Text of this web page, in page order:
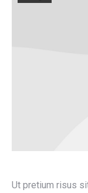
Ut pretium risus